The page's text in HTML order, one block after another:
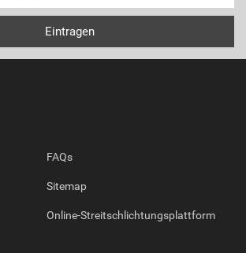
FAQs
Sitemap
Online-Streitschlichtungsplattform